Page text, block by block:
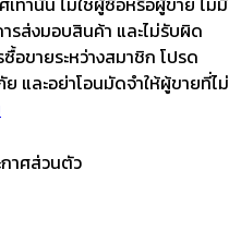
รส่งมอบสินค้า และไม่รับผิด
อขายระหว่างสมาชิก โปรด
และอย่าโอนมัดจำให้ผู้ขายที่ไม่
กาศส่วนตัว